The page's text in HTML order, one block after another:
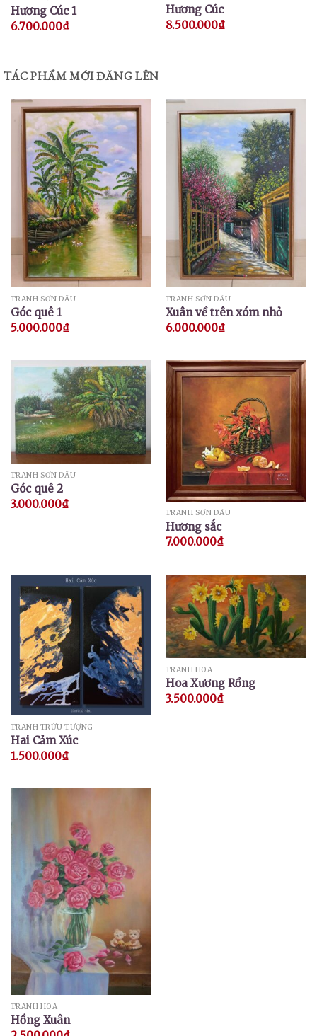
Hương Cúc 1
6.700.000₫
Hương Cúc
8.500.000₫
TÁC PHẨM MỚI ĐĂNG LÊN
TRANH SƠN DẦU
Góc quê 1
5.000.000₫
TRANH SƠN DẦU
Xuân về trên xóm nhỏ
6.000.000₫
TRANH SƠN DẦU
Góc quê 2
3.000.000₫
TRANH SƠN DẦU
Hương sắc
7.000.000₫
TRANH TRỪU TƯỢNG
Hai Cảm Xúc
1.500.000₫
TRANH HOA
Hoa Xương Rồng
3.500.000₫
TRANH HOA
Hồng Xuân